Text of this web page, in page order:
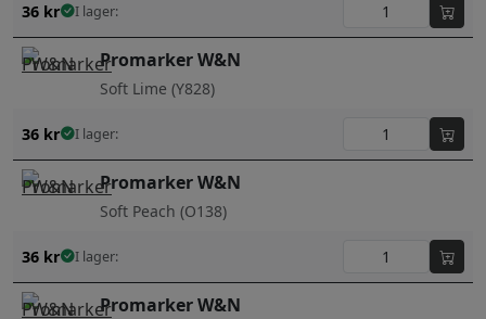
36 kr I lager:
Promarker W&N
Soft Lime (Y828)
36 kr I lager:
Promarker W&N
Soft Peach (O138)
36 kr I lager:
Promarker W&N